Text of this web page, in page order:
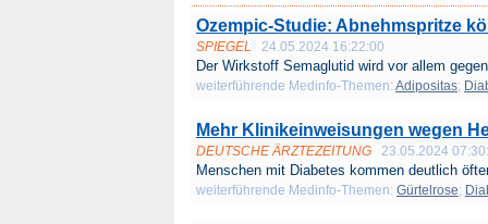
Ozempic-Studie: Abnehmspritze
SPIEGEL 24.05.2024 16:22:00
Der Wirkstoff Semaglutid wird vor allem
weiterführende Medinfo-Themen: Adipositas;
Mehr Klinikeinweisungen wegen
DEUTSCHE ÄRZTEZEITUNG 23.05.2024
Menschen mit Diabetes kommen deutlich
weiterführende Medinfo-Themen: Gürtelrose;